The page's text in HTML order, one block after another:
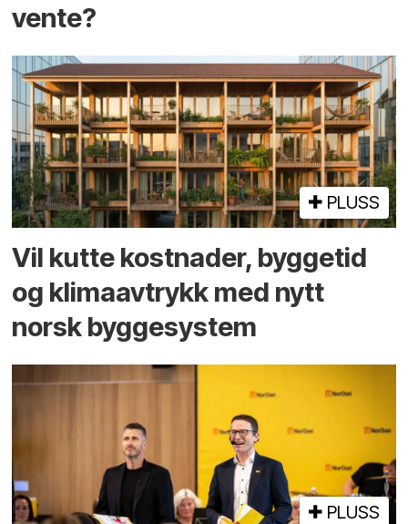
vente?
PLUSS
Vil kutte kostnader, byggetid
og klima­avtrykk med nytt
norsk bygge­system
PLUSS